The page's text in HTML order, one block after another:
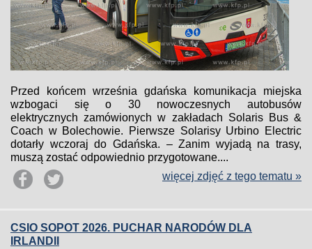
Przed końcem września gdańska komunikacja miejska
wzbogaci się o 30 nowoczesnych autobusów
elektrycznych zamówionych w zakładach Solaris Bus &
Coach w Bolechowie. Pierwsze Solarisy Urbino Electric
dotarły wczoraj do Gdańska. – Zanim wyjadą na trasy,
muszą zostać odpowiednio przygotowane....
więcej zdjęć z tego tematu »
CSIO SOPOT 2026. PUCHAR NARODÓW DLA
IRLANDII